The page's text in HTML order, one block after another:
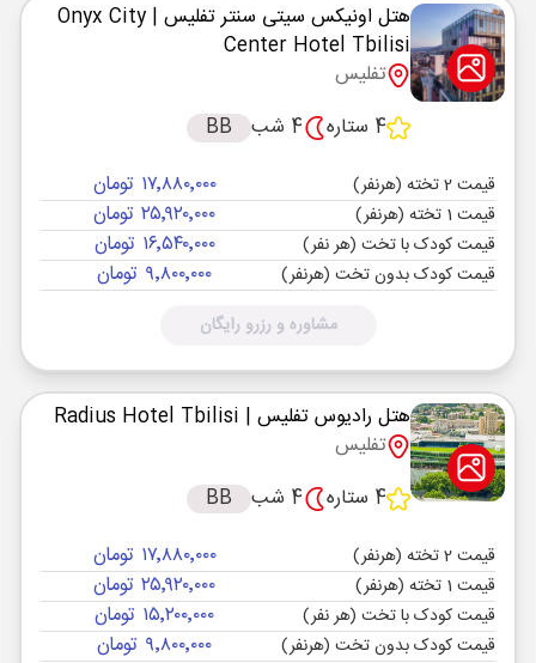
هتل اونیکس سیتی سنتر تفلیس | Onyx City
Center Hotel Tbilisi
تفلیس
4 ستاره
4 شب BB
قیمت 2 تخته (هرنفر) ۱۷٬۸۸۰٬۰۰۰ تومان
قیمت 1 تخته (هرنفر) ۲۵٬۹۲۰٬۰۰۰ تومان
قیمت کودک با تخت (هر نفر) ۱۶٬۵۴۰٬۰۰۰ تومان
قیمت کودک بدون تخت (هرنفر) ۹٬۸۰۰٬۰۰۰ تومان
مشاوره و رزرو رایگان
هتل رادیوس تفلیس | Radius Hotel Tbilisi
تفلیس
4 ستاره
4 شب BB
قیمت 2 تخته (هرنفر) ۱۷٬۸۸۰٬۰۰۰ تومان
قیمت 1 تخته (هرنفر) ۲۵٬۹۲۰٬۰۰۰ تومان
قیمت کودک با تخت (هر نفر) ۱۵٬۲۰۰٬۰۰۰ تومان
قیمت کودک بدون تخت (هرنفر) ۹٬۸۰۰٬۰۰۰ تومان